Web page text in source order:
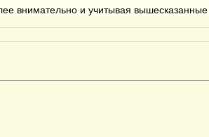
внимательно и учитывая вышесказанные